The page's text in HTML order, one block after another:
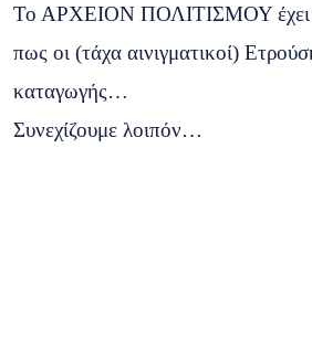
Το ΑΡΧΕΙΟΝ ΠΟΛΙΤΙΣΜΟΥ έχει
πως οι (τάχα αινιγματικοί)
καταγωγής…
Συνεχίζουμε λοιπόν…